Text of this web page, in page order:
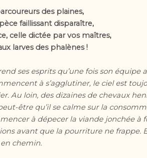
des plaines,
faillissant disparaître,
celle dictée par vos maîtres,
larves des phalènes !
ses esprits qu’une fois son
à s’agglutiner, le ciel est
Au loin, des dizaines de chevaux
être qu’il se calme sur la
à dépecer la viande jonchée à
avant que la pourriture ne
chemin.